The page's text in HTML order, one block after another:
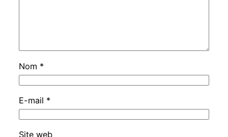
Nom *
E-mail *
Site web